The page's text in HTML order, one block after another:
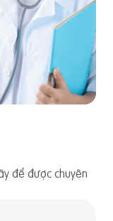
để được chuyên